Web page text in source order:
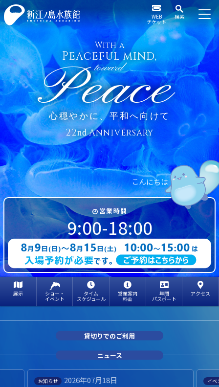
WEB
チケット
検索
With a
Peaceful mind,
toward
Peace
心穏やかに、平和へ向けて
22ndAnniversary
営業時間
9:00-18:00
こ んにちは
展示 ショー・
イベント
タイム
スケジュール
営業案内
料金
年間
パスポート
アクセス
貸切りでのご利用
ニュース
お知らせ
2026年07月18日
イベ